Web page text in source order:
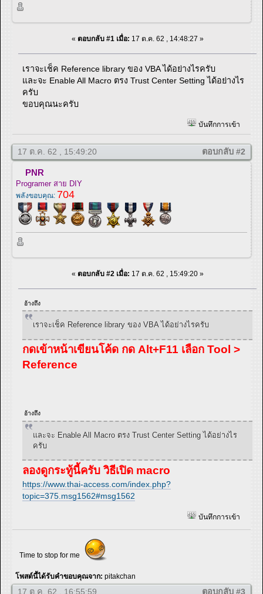
« ตอบกลับ #1 เมื่อ: 17 ต.ค. 62 , 14:48:27 »
เราจะเช็ค Reference library ของ VBA ได้อย่างไรครับ
และจะ Enable All Macro ตรง Trust Center Setting ได้อย่างไร
ครับ
ขอบคุณนะครับ
บันทึกการเข้า
17 ต.ค. 62 , 15:49:20 ตอบกลับ #2
PNR
Programer สาย DIY
พลังขอบคุณ: 704
« ตอบกลับ #2 เมื่อ: 17 ต.ค. 62 , 15:49:20 »
อ้างถึง
เราจะเช็ค Reference library ของ VBA ได้อย่างไรครับ
กดเข้าหน้าเขียนโค้ด กด Alt+F11 เลือก Tool >
Reference
อ้างถึง
และจะ Enable All Macro ตรง Trust Center Setting ได้อย่างไร
ครับ
ลองดูกระทู้นี้ครับ วิธีเปิด macro
https://www.thai-access.com/index.php?
topic=375.msg1562#msg1562
บันทึกการเข้า
Time to stop for me
โพสต์นี้ได้รับคำขอบคุณจาก: pitakchan
17 ต.ค. 62 , 16:55:59 ตอบกลับ #3